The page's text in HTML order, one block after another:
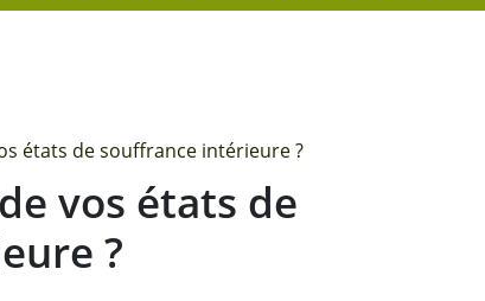
états de souffrance intérieure ?
vos états de
?